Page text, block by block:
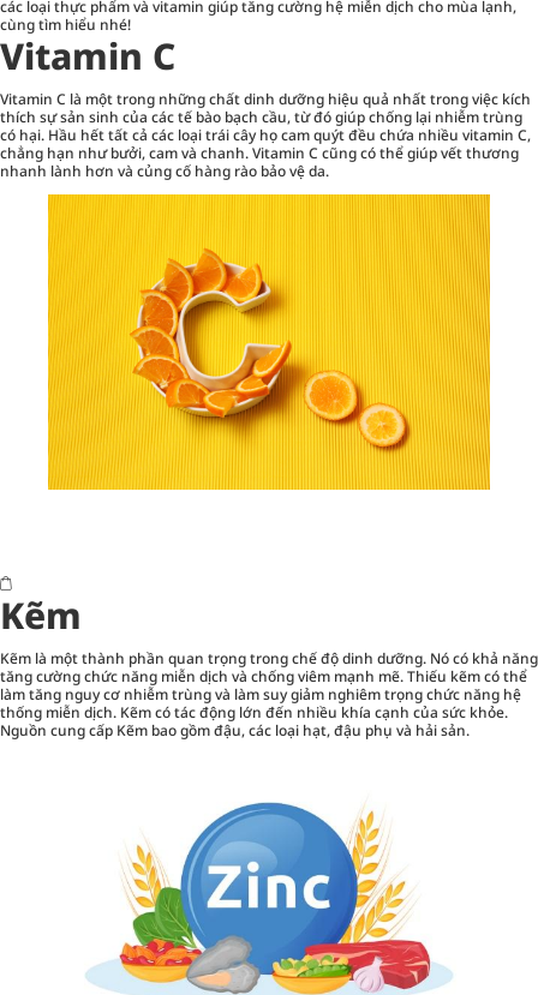
các loại thực phẩm và vitamin giúp tăng cường hệ miễn dịch cho mùa lạnh,
cùng tìm hiểu nhé!
Vitamin C
Vitamin C là một trong những chất dinh dưỡng hiệu quả nhất trong việc kích
thích sự sản sinh của các tế bào bạch cầu, từ đó giúp chống lại nhiễm trùng
có hại. Hầu hết tất cả các loại trái cây họ cam quýt đều chứa nhiều vitamin C,
chẳng hạn như bưởi, cam và chanh. Vitamin C cũng có thể giúp vết thương
nhanh lành hơn và củng cố hàng rào bảo vệ da.
Kẽm
Kẽm là một thành phần quan trọng trong chế độ dinh dưỡng. Nó có khả năng
tăng cường chức năng miễn dịch và chống viêm mạnh mẽ. Thiếu kẽm có thể
làm tăng nguy cơ nhiễm trùng và làm suy giảm nghiêm trọng chức năng hệ
thống miễn dịch. Kẽm có tác động lớn đến nhiều khía cạnh của sức khỏe.
Nguồn cung cấp Kẽm bao gồm đậu, các loại hạt, đậu phụ và hải sản.